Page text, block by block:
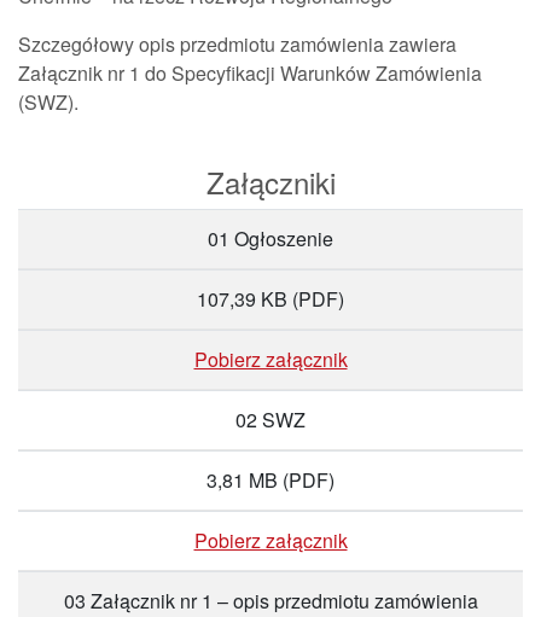
Szczegółowy opis przedmiotu zamówienia zawiera
Załącznik nr 1 do Specyfikacji Warunków Zamówienia
(SWZ).
Załączniki
01 Ogłoszenie
107,39 KB (PDF)
Pobierz załącznik
02 SWZ
3,81 MB (PDF)
Pobierz załącznik
03 Załącznik nr 1 – opis przedmiotu zamówienia